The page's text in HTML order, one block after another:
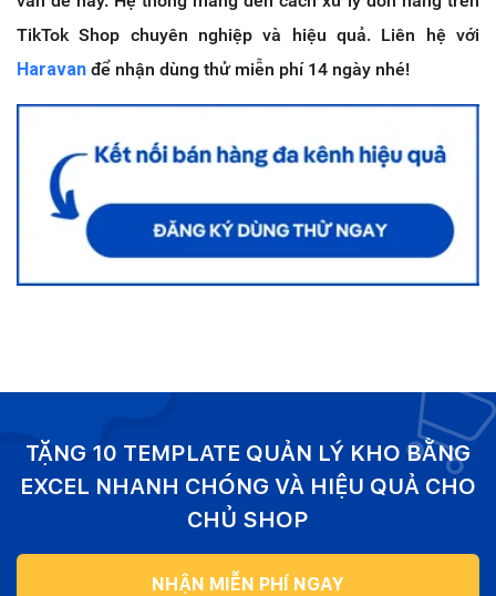
TikTok Shop chuyên nghiệp và hiệu quả. Liên hệ với
Haravan để nhận dùng thử miễn phí 14 ngày nhé!
TẶNG 10 TEMPLATE QUẢN LÝ KHO BẰNG
EXCEL NHANH CHÓNG VÀ HIỆU QUẢ CHO
CHỦ SHOP
NHẬN MIỄN PHÍ NGAY